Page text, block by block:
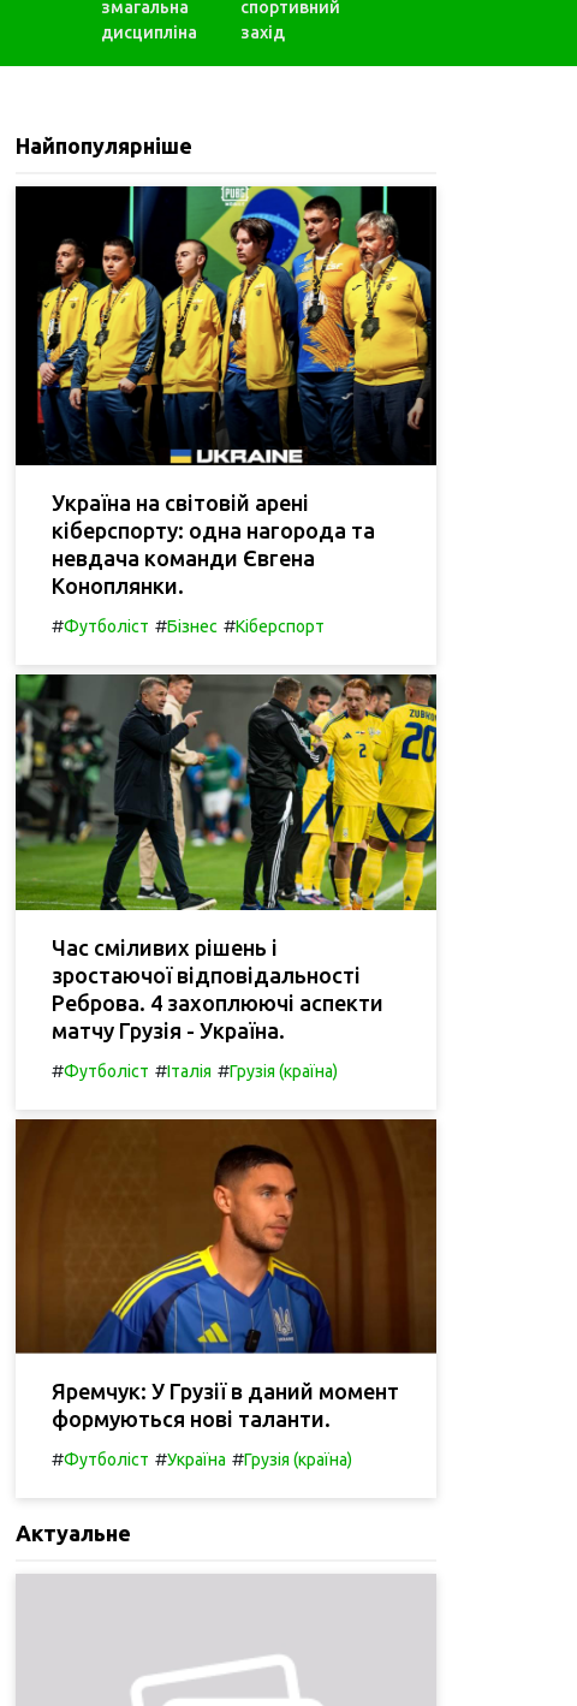
змагальна
дисципліна
спортивний
захід
Найпопулярніше
Україна на світовій арені
кіберспорту: одна нагорода та
невдача команди Євгена
Коноплянки.
#Футболіст #Бізнес #Кіберспорт
Час сміливих рішень і
зростаючої відповідальності
Реброва. 4 захоплюючі аспекти
матчу Грузія - Україна.
#Футболіст #Італія #Грузія (країна)
Яремчук: У Грузії в даний момент
формуються нові таланти.
#Футболіст #Україна #Грузія (країна)
Актуальне